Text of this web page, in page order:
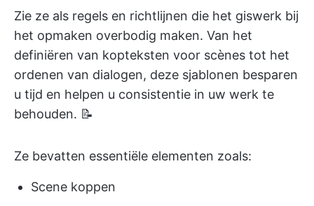
Zie ze als regels en richtlijnen die het giswerk bij
het opmaken overbodig maken. Van het
definiëren van kopteksten voor scènes tot het
ordenen van dialogen, deze sjablonen besparen
u tijd en helpen u consistentie in uw werk te
behouden. 📝
Ze bevatten essentiële elementen zoals:
Scene koppen